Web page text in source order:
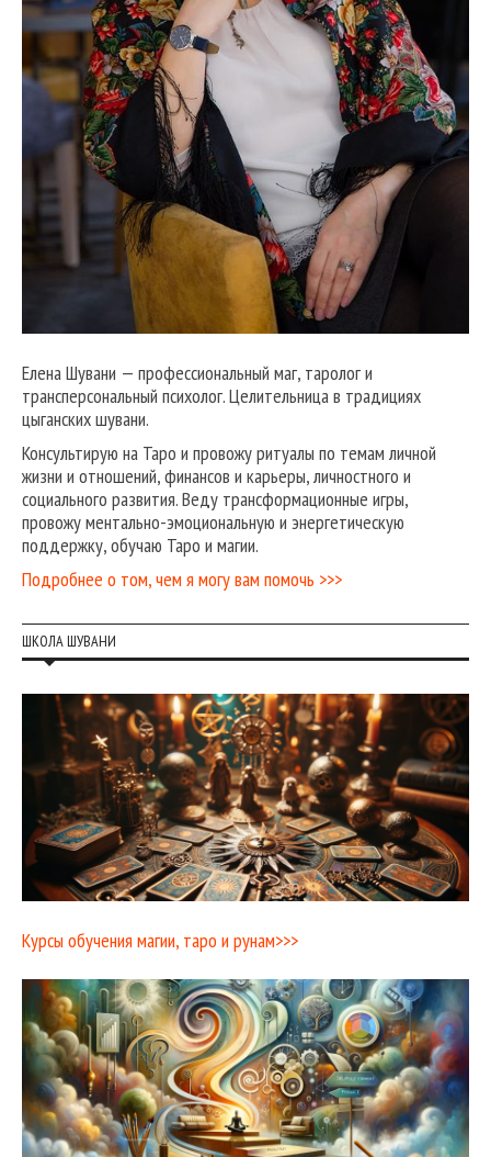
Елена Шувани — профессиональный маг, таролог и
трансперсональный психолог. Целительница в традициях
цыганских шувани.
Консультирую на Таро и провожу ритуалы по темам личной
жизни и отношений, финансов и карьеры, личностного и
социального развития. Веду трансформационные игры,
провожу ментально-эмоциональную и энергетическую
поддержку, обучаю Таро и магии.
Подробнее о том, чем я могу вам помочь >>>
ШКОЛА ШУВАНИ
Курсы обучения магии, таро и рунам>>>